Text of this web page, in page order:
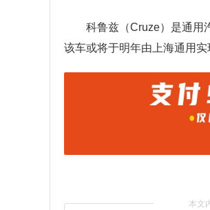
科鲁兹（Cruze）是通用
该车或将于明年由上海通用
本文